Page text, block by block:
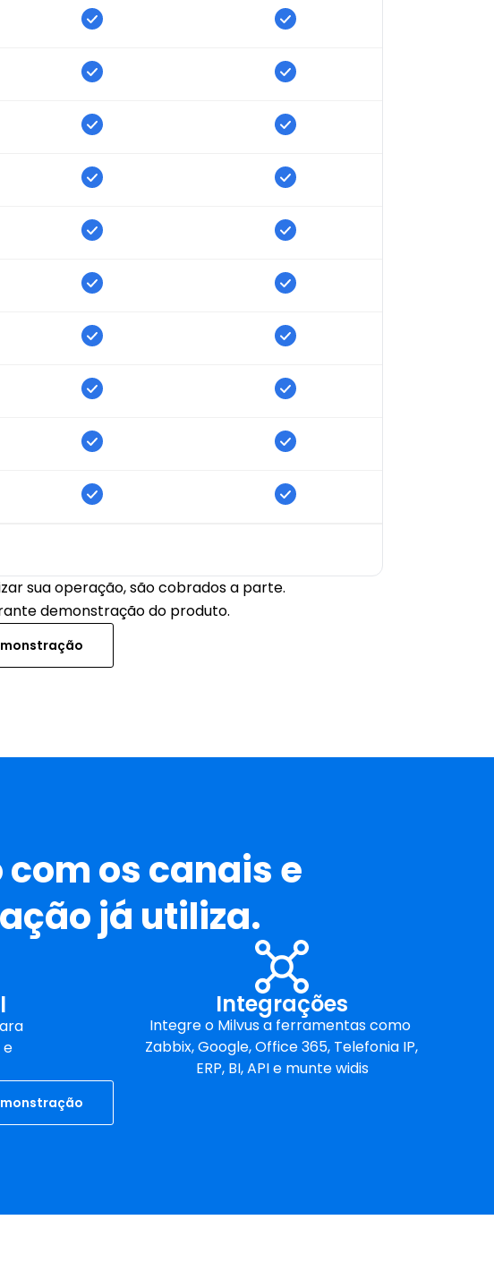
sua operação, são cobrados a parte.
demonstração do produto.
os canais e
já utiliza.
e
Integrações
Integre o Milvus a ferramentas como
Zabbix, Google, Office 365, Telefonia IP,
ERP, BI, API e munte widis